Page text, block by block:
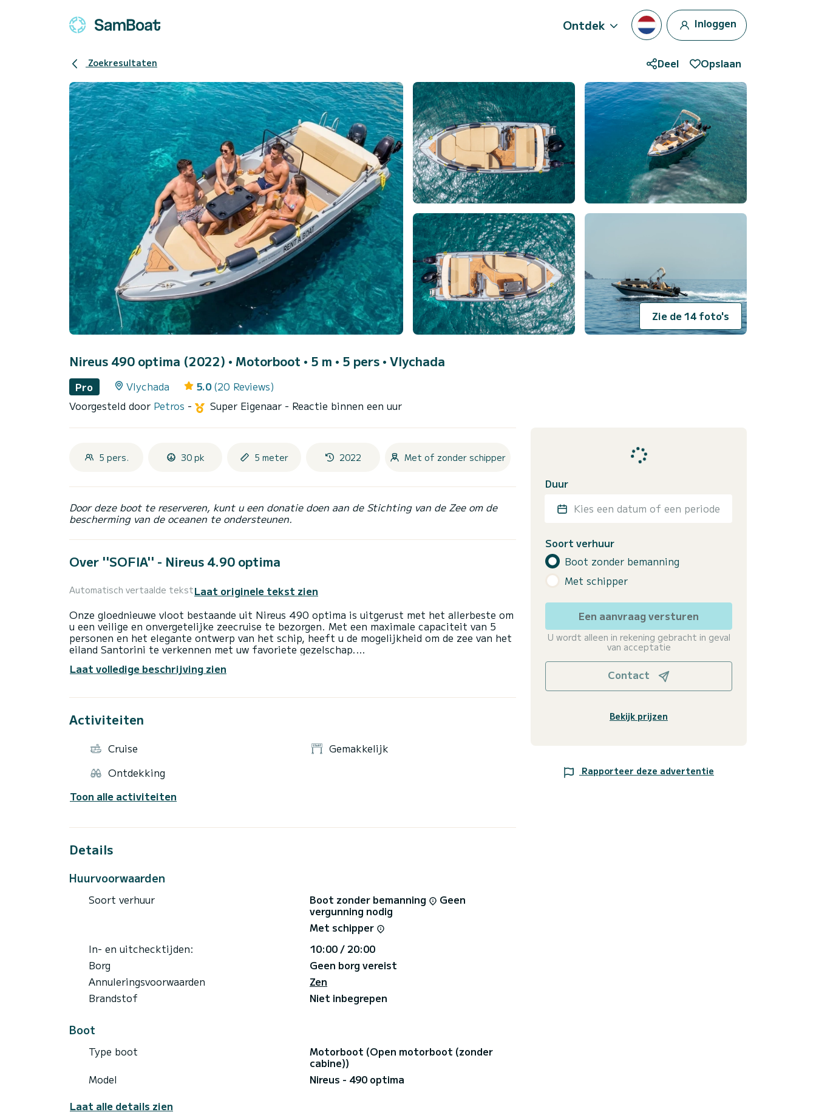
Ontdek Inloggen
Zoekresultaten Deel Opslaan
Zie de 14 foto's
Nireus 490 optima (2022) • Motorboot • 5 m • 5 pers • Vlychada
Pro Vlychada 5.0 (20 Reviews)
Voorgesteld door Petros - Super Eigenaar - Reactie binnen een uur
5 pers. 30 pk 5 meter 2022 Met of zonder schipper
Door deze boot te reserveren, kunt u een donatie doen aan de Stichting van de Zee om de
bescherming van de oceanen te ondersteunen.
Over ''SOFIA'' - Nireus 4.90 optima
Automatisch vertaalde tekstLaat originele tekst zien
Onze gloednieuwe vloot bestaande uit Nireus 490 optima is uitgerust met het allerbeste om
u een veilige en onvergetelijke zeecruise te bezorgen. Met een maximale capaciteit van 5
personen en het elegante ontwerp van het schip, heeft u de mogelijkheid om de zee van het
eiland Santorini te verkennen met uw favoriete gezelschap.
Grijp de kans om te zwemmen en snorkelen
dichtbij. U kunt ook genieten van uw maaltijd in de traditionele tavernes van Thirasia en
- Biminitop
- Zwemtrap
- Koelbox
- Gps-plotter/dieptemeter
- EHBO-doos
- Snorkeluitrusting
Niet inbegrepen in de prijs:
- Champagnepakket
Laat volledige beschrijving zien
Activiteiten
Cruise
Gemakkelijk
Ontdekking
Toon alle activiteiten
Details
Huurvoorwaarden
Soort verhuur Boot zonder bemanning Geen
vergunning nodig
Met schipper
In- en uitchecktijden:
10:00 / 20:00
Borg
Geen borg vereist
Annuleringsvoorwaarden
Zen
Brandstof
Niet inbegrepen
Boot
Type boot Motorboot (Open motorboot (zonder
cabine))
Model
Nireus - 490 optima
Laat alle details zien
Duur
Kies een datum of een periode
Soort verhuur
Boot zonder bemanning
Met schipper
Een aanvraag versturen
U wordt alleen in rekening gebracht in geval
van acceptatie
Contact
Bekijk prijzen
Rapporteer deze advertentie